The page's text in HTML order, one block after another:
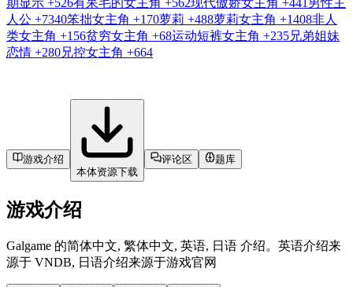
人公 +7340笨拙女主角 +170萝莉 +488萝莉女主角 +1408非人
类女主角 +156贫穷女主角 +68运动短裤女主角 +235兄弟姐妹
恋情 +280兄控女主角 +664
游戏介绍
本体资源下载
评论区 题库
游戏介绍
Galgame 的简体中文, 繁体中文, 英语, 日语 介绍。英语介绍来
源于 VNDB, 日语介绍来源于游戏官网